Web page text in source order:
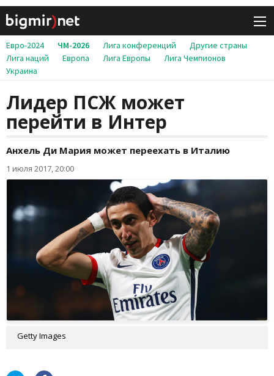
Евро-2024 ЧМ-2026 Лига конференций
Другие страны
Лига наций
Европа Лига Европы
Лига Чемпионов
Украина
Лидер ПСЖ может
перейти в Интер
Анхель Ди Мария может переехать в Италию
1 июля 2017, 20:00
Getty Images